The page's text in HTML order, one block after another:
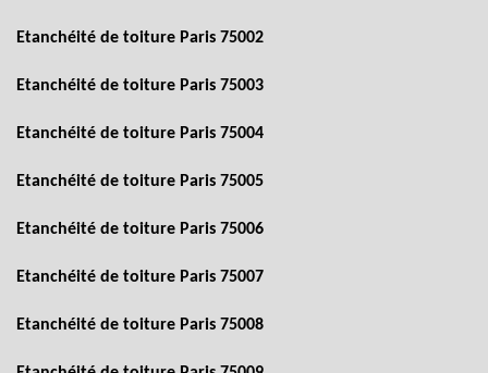
Etanchéité de toiture Paris 75002
Etanchéité de toiture Paris 75003
Etanchéité de toiture Paris 75004
Etanchéité de toiture Paris 75005
Etanchéité de toiture Paris 75006
Etanchéité de toiture Paris 75007
Etanchéité de toiture Paris 75008